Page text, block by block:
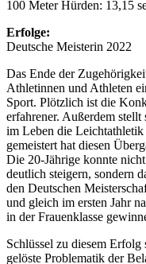
100 Meter Hürden: 13,15
Erfolge:
Deutsche Meisterin 2022
Das Ende der
Athletinnen und Athleten
Sport. Plötzlich ist die
erfahrener. Außerdem
im Leben die
gemeistert hat diesen
Die 20-Jährige konnte
deutlich steigern, sondern
den Deutschen
und gleich im ersten Jahr
in der Frauenklasse
Schlüssel zu diesem
gelöste Problematik der